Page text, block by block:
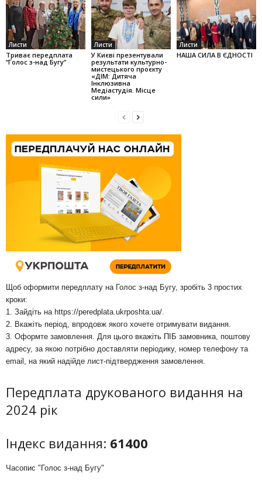
Листи
Триває передплата
“Голос з-над Бугу”
Листи
У Києві презентували
результати культурно-
мистецького проєкту
«ДІМ: Дитяча
Інклюзивна
Медіастудія. Місце
сили»
Листи
НАША СИЛА В ЄДНОСТІ
Щоб оформити передплату на Голос з-над Бугу, зробіть 3 простих
кроки:
1. Зайдіть на https://peredplata.ukrposhta.ua/
2. Вкажіть період, впродовж якого хочете отримувати видання.
3. Оформте замовлення. Для цього вкажіть ПІБ замовника, поштову
адресу, за якою потрібно доставляти періодику, номер телефону та
email, на який надійде лист-підтвердження замовлення.
Передплата друкованого видання на
2024 рік
Індекс видання: 61400
Часопис "Голос з-над Бугу"